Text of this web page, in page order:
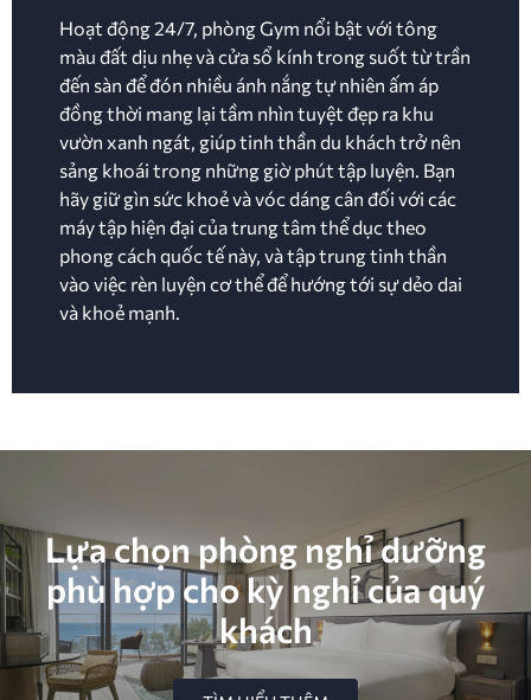
Hoạt động 24/7, phòng Gym nổi bật với tông
màu đất dịu nhẹ và cửa sổ kính trong suốt từ trần
đến sàn để đón nhiều ánh nắng tự nhiên ấm áp
đồng thời mang lại tầm nhìn tuyệt đẹp ra khu
vườn xanh ngát, giúp tinh thần du khách trở nên
sảng khoái trong những giờ phút tập luyện. Bạn
hãy giữ gìn sức khoẻ và vóc dáng cân đối với các
máy tập hiện đại của trung tâm thể dục theo
phong cách quốc tế này, và tập trung tinh thần
vào việc rèn luyện cơ thể để hướng tới sự dẻo dai
và khoẻ mạnh.
Lựa chọn phòng nghỉ dưỡng
phù hợp cho kỳ nghỉ của quý
khách